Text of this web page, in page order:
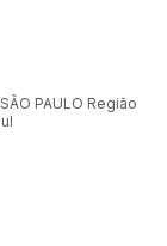
PAULO Região